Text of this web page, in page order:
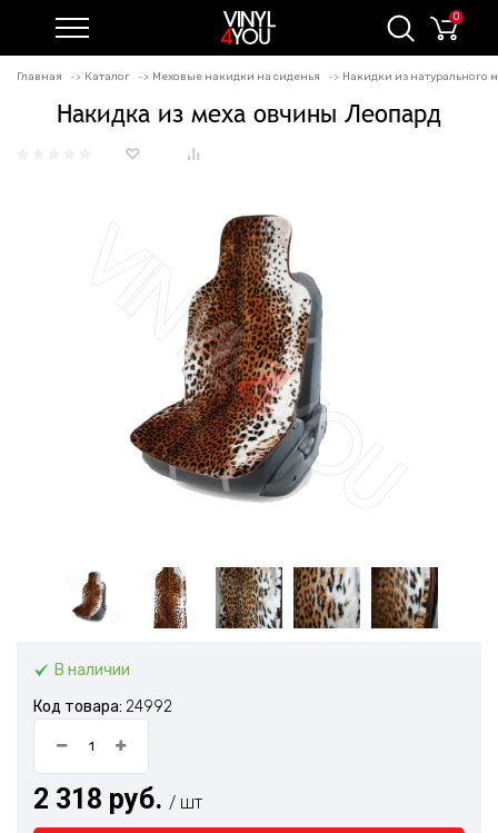
0
Главная Каталог Меховые накидки на сиденья Накидки из натурального
Накидка из меха овчины Леопард
В наличии
Код товара: 24992
2 318 руб. / шт